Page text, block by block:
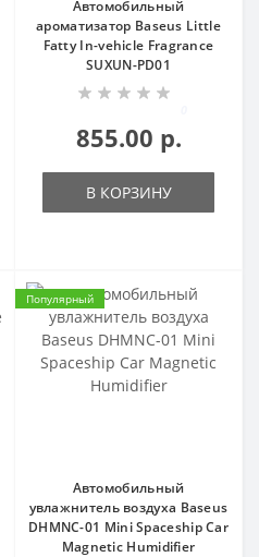
Автомобильный
ароматизатор Baseus Little
Fatty In-vehicle Fragrance
SUXUN-PD01
855.00 р.
В КОРЗИНУ
Популярный
Автомобильный
увлажнитель воздуха Baseus
DHMNC-01 Mini Spaceship Car
Magnetic Humidifier